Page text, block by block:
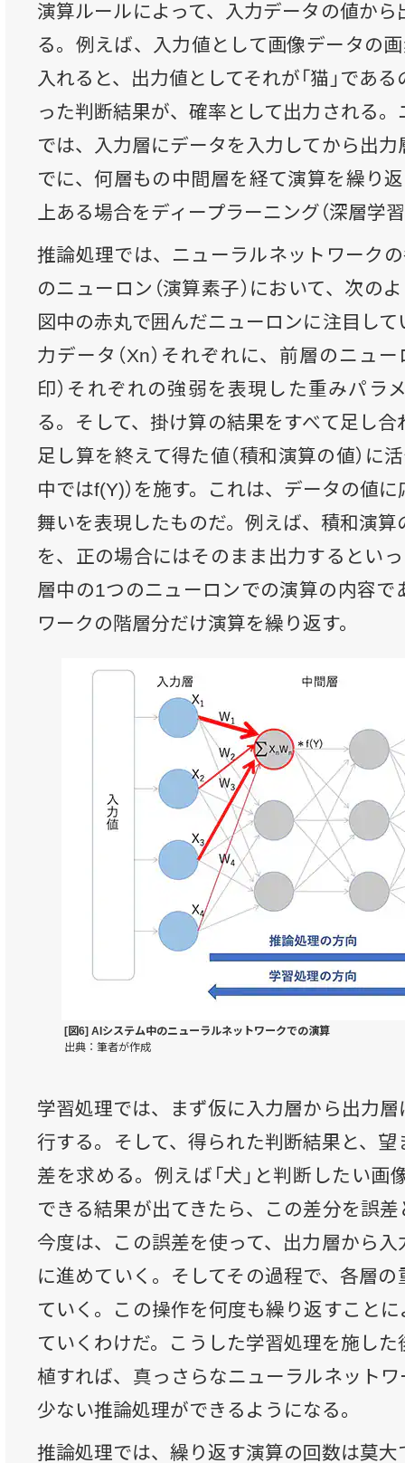
演算ルールによって、入力データの値か
る。例えば、入力値として画像データの
入れると、出力値としてそれが「猫」である
った判断結果が、確率として出力される
では、入力層にデータを入力してから出
でに、何層もの中間層を経て演算を繰り
上ある場合をディープラーニング（深層学
推論処理では、ニューラルネットワーク
のニューロン（演算素子）において、次の
図中の赤丸で囲んだニューロンに注目し
力データ（Xn）それぞれに、前層のニュ
印）それぞれの強弱を表現した重みパラ
る。そして、掛け算の結果をすべて足し
足し算を終えて得た値（積和演算の値）に
中ではf(Y)）を施す。これは、データの値
舞いを表現したものだ。例えば、積和演算
を、正の場合にはそのまま出力するとい
層中の1つのニューロンでの演算の内容で
ワークの階層分だけ演算を繰り返す。
[図6] AIシステム中のニューラルネットワークでの演算
出典：筆者が作成
学習処理では、まず仮に入力層から出力
行する。そして、得られた判断結果と、
差を求める。例えば「犬」と判断したい画
できる結果が出てきたら、この差分を誤
今度は、この誤差を使って、出力層から
に進めていく。そしてその過程で、各層
ていく。この操作を何度も繰り返すこと
ていくわけだ。こうした学習処理を施し
植すれば、真っさらなニューラルネット
少ない推論処理ができるようになる。
推論処理では、繰り返す演算の回数は莫